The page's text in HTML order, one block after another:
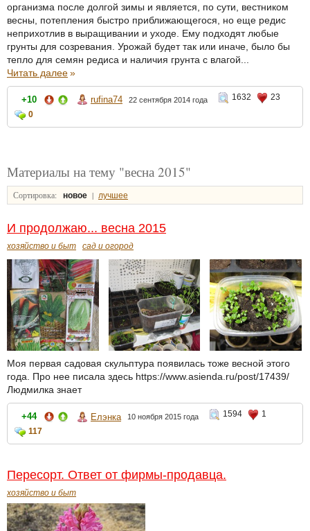
организма после долгой зимы и является, по сути, вестником
весны, потепления быстро приближающегося, но еще редис
неприхотлив в выращивании и уходе. Ему подходят любые
грунты для созревания. Урожай будет так или иначе, было бы
тепло для семян редиса и наличия грунта с влагой...
Читать далее»
+10 rufina74 22 сентября 2014 года 1632
23
0
Материалы на тему "весна 2015"
Сортировка: новое | лучшее
И продолжаю... весна 2015
хозяйство и быт сад и огород
Моя первая садовая скульптура появилась тоже весной этого
года. Про нее писала здесь https://www.asienda.ru/post/17439/
Людмилка знает
+44 Елэнка 10 ноября 2015 года 1594
1
117
Пересорт. Ответ от фирмы-продавца.
хозяйство и быт